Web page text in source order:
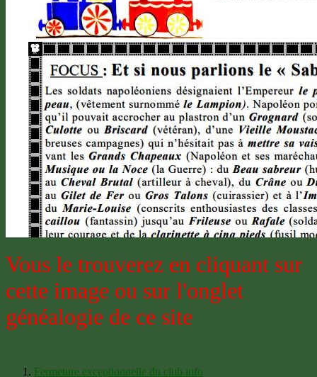
Vous le trouverez en cliquant sur
cette image ou sur l'onglet
généalogie de ce site
Fermeture exceptionnelle du club info